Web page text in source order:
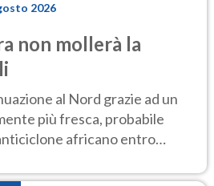
2026
non mollerà la
al Nord grazie ad un
più fresca, probabile
africano entro